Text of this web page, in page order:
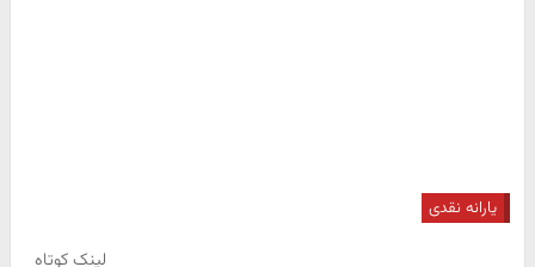
یارانه نقدی
لینک کوتاه